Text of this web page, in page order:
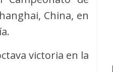
China, en
victoria en la